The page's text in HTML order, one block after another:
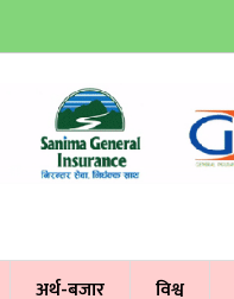
अर्थ-बजार विश्व